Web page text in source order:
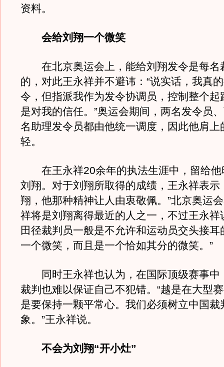
资料。
会给刘翔一个微笑
在北京奥运会上，能给刘翔发令是每名
的，对此王永祥并不避讳：“说实话，我真
令，但指派我作为发令协调员，控制整个起
是对我的信任。”奥运会期间，两名发令员
名助理发令员都由他统一调度，因此他肩上
轻。
在王永祥20余年的执法生涯中，留给他
刘翔。对于刘翔所取得的成绩，王永祥表示
翔，他那种精神让人由衷敬佩。”北京奥运
祥将是刘翔离得最近的人之一，不过王永祥
田径裁判员一般是不允许和运动员交头接耳
一个微笑，而且是一个恰如其分的微笑。”
同时王永祥也认为，在国际顶级赛事中
裁判也难以保证自己不犯错。“越是在大型
是要保持一颗平常心。我们必须树立中国裁
象。”王永祥说。
不会为刘翔“开小灶”